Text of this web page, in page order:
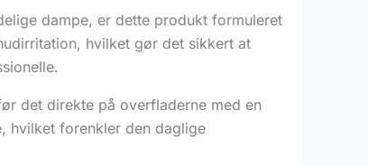
dampe, er dette produkt formuleret
hvilket gør det sikkert at
det direkte på overfladerne med en
hvilket forenkler den daglige